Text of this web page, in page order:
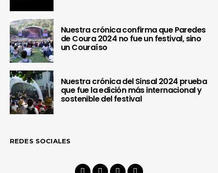
Nuestra crónica confirma que Paredes
de Coura 2024 no fue un festival, sino
un Couraíso
Nuestra crónica del Sinsal 2024 prueba
que fue la edición más internacional y
sostenible del festival
REDES SOCIALES